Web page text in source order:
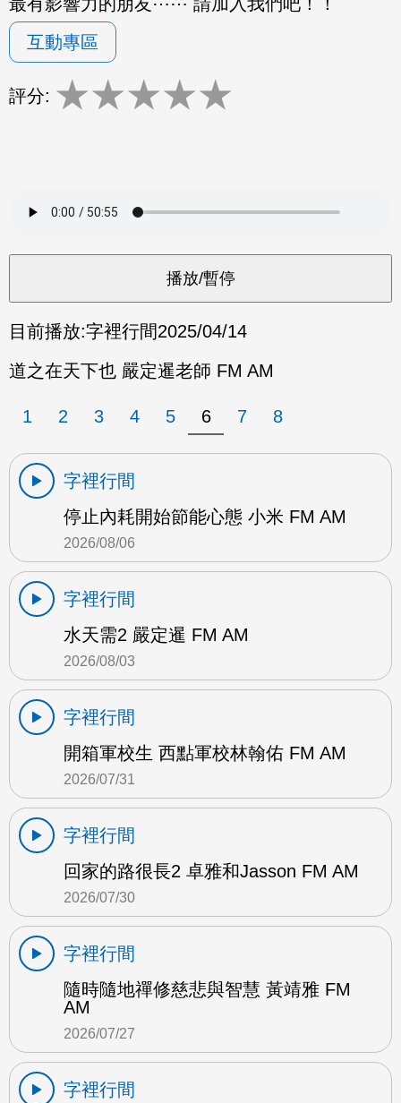
互動專區
評分: ★★★★★
目前播放:字裡行間2025/04/14
道之在天下也 嚴定暹老師 FM AM
1 2 3 4 5 6 7 8
字裡行間
停止內耗開始節能心態 小米 FM AM
2026/08/06
字裡行間
水天需2 嚴定暹 FM AM
2026/08/03
字裡行間
開箱軍校生 西點軍校林翰佑 FM AM
2026/07/31
字裡行間
回家的路很長2 卓雅和Jasson FM AM
2026/07/30
字裡行間
隨時隨地禪修慈悲與智慧 黃靖雅 FM
AM
2026/07/27
字裡行間